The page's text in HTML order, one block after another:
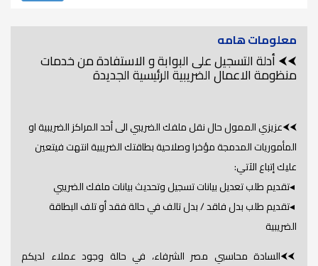
معلومات هامه
⮜⮜ أدلة التسجيل على البوابة و الاستفادة من خدمات
منظومة الاعمال الضريبية الرئيسية الجديدة
⮜⮜عزيزي الممول حال نقل ملفك الضريبي الى أحد المراكز الضريبية او
المأموريات المدمجة مؤخرا وصلاحية بطاقتك الضريبية انتهت فيتعين
عليك إتباع الآتي:
◂تقديم طلب تعديل بيانات تسجيل وتحديث بيانات ملفك الضريبي
◂تقديم طلب بدل فاقد / بدل تالف في حالة فقد أو تلف البطاقة
الضريبية
⮜⮜السادة محاسبي مصر الشرفاء، في حالة وجود عملاء لديكم